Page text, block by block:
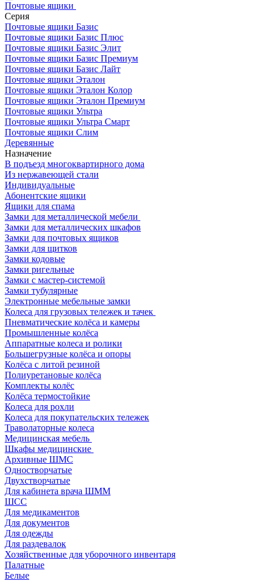
Почтовые ящики
Серия
Почтовые ящики Базис
Почтовые ящики Базис Плюс
Почтовые ящики Базис Элит
Почтовые ящики Базис Премиум
Почтовые ящики Базис Лайт
Почтовые ящики Эталон
Почтовые ящики Эталон Колор
Почтовые ящики Эталон Премиум
Почтовые ящики Ультра
Почтовые ящики Ультра Смарт
Почтовые ящики Слим
Деревянные
Назначение
В подъезд многоквартирного дома
Из нержавеющей стали
Индивидуальные
Абонентские ящики
Ящики для спама
Замки для металлической мебели
Замки для металлических шкафов
Замки для почтовых ящиков
Замки для щитков
Замки кодовые
Замки ригельные
Замки с мастер-системой
Замки тубулярные
Электронные мебельные замки
Колеса для грузовых тележек и тачек
Пневматические колёса и камеры
Промышленные колёса
Аппаратные колеса и ролики
Большегрузные колёса и опоры
Колёса с литой резиной
Полиуретановые колёса
Комплекты колёс
Колёса термостойкие
Колеса для рохли
Колеса для покупательских тележек
Траволаторные колеса
Медицинская мебель
Шкафы медицинские
Архивные ШМС
Одностворчатые
Двухстворчатые
Для кабинета врача ШММ
ШСС
Для медикаментов
Для документов
Для одежды
Для раздевалок
Хозяйственные для уборочного инвентаря
Палатные
Белые